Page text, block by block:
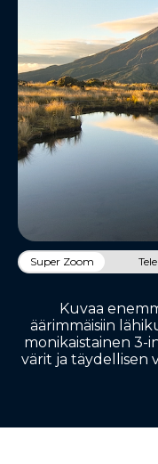
Super Zoom
Kuvaa
äärimmäisiin
monikaistainen 3-
värit ja täydellisen